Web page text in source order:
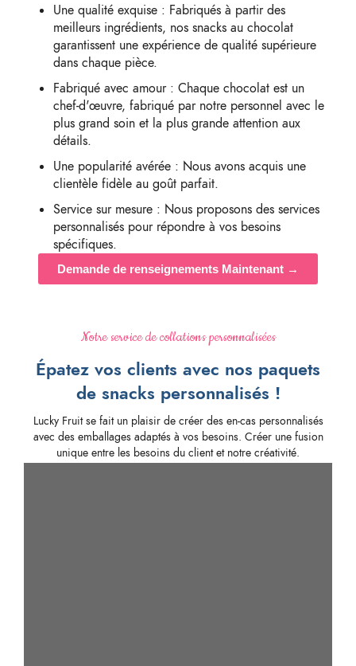
Une qualité exquise : Fabriqués à partir des
meilleurs ingrédients, nos snacks au chocolat
garantissent une expérience de qualité supérieure
dans chaque pièce.
Fabriqué avec amour : Chaque chocolat est un
chef-d'œuvre, fabriqué par notre personnel avec le
plus grand soin et la plus grande attention aux
détails.
Une popularité avérée : Nous avons acquis une
clientèle fidèle au goût parfait.
Service sur mesure : Nous proposons des services
personnalisés pour répondre à vos besoins
spécifiques.
Demande de renseignements Maintenant →
Notre service de collations personnalisées
Épatez vos clients avec nos paquets
de snacks personnalisés !
Lucky Fruit se fait un plaisir de créer des en-cas personnalisés
avec des emballages adaptés à vos besoins. Créer une fusion
unique entre les besoins du client et notre créativité.